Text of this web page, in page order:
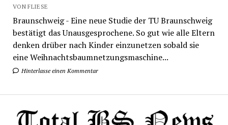
VON FLIESE
Braunschweig - Eine neue Studie der TU Braunschweig
bestätigt das Unausgesprochene. So gut wie alle Eltern
denken drüber nach Kinder einzunetzen sobald sie
eine Weihnachtsbaumnetzungsmaschine...
Hinterlasse einen Kommentar